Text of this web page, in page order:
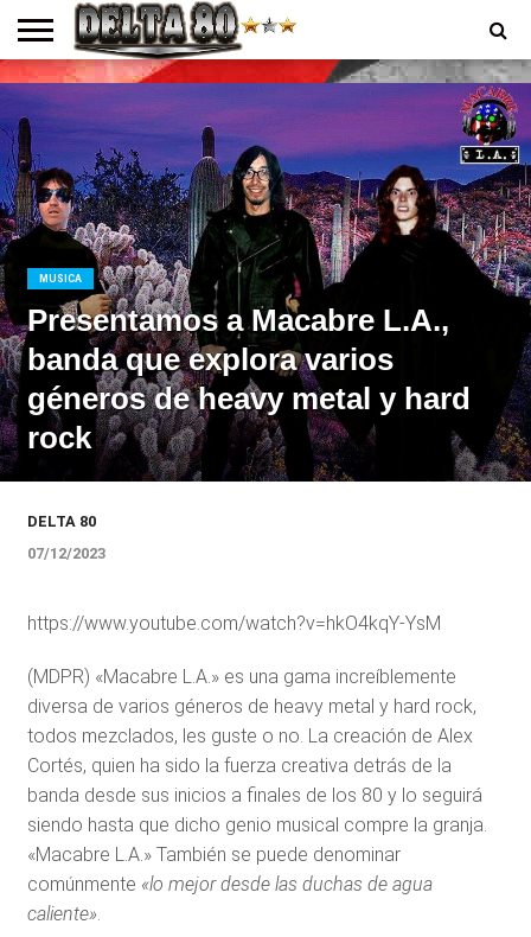
ENTREVISTAS
PREMIOS
PRODUCCIONES
PROGRAMACION
CONTACTO
HOMEPAGE
MUSICA
Presentamos a Macabre L.A.,
banda que explora varios
géneros de heavy metal y hard
rock
DELTA 80
07/12/2023
https://www.youtube.com/watch?v=hkO4kqY-YsM
(MDPR) «Macabre L.A.» es una gama increíblemente
diversa de varios géneros de heavy metal y hard rock,
todos mezclados, les guste o no. La creación de Alex
Cortés, quien ha sido la fuerza creativa detrás de la
banda desde sus inicios a finales de los 80 y lo seguirá
siendo hasta que dicho genio musical compre la granja.
«Macabre L.A.» También se puede denominar
comúnmente «lo mejor desde las duchas de agua
caliente».